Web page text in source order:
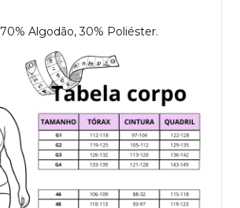
70% Algodão, 30% Poliéster.